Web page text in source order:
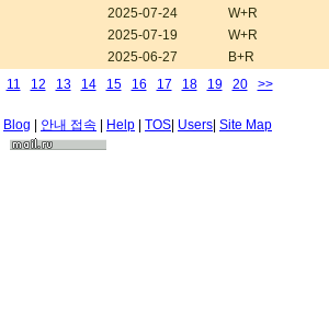
2025-07-24
W+R
2025-07-19
W+R
2025-06-27
B+R
11 12 13 14 15 16 17 18 19 20 >>
Blog | 안내 접속 | Help | TOS| Users| Site Map